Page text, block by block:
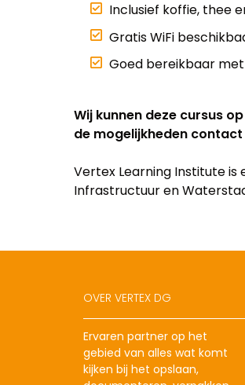
Inclusief koffie, thee
Gratis WiFi
Goed bereikbaar
Wij kunnen deze cursus
de mogelijkheden
Vertex Learning Institute
Infrastructuur en
OVER VERTEX DG
Ervaren partner op het
gebied van alles wat komt
kijken bij het opslaan,